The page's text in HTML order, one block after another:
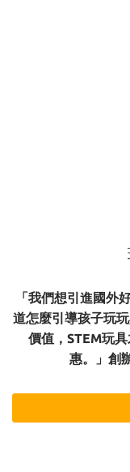
「我們想引進國外
道怎麼引導孩子玩
價值，STEM玩
惠。」創